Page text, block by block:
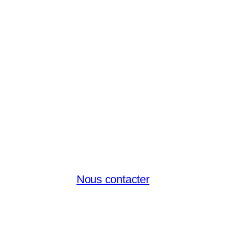
Nous contacter